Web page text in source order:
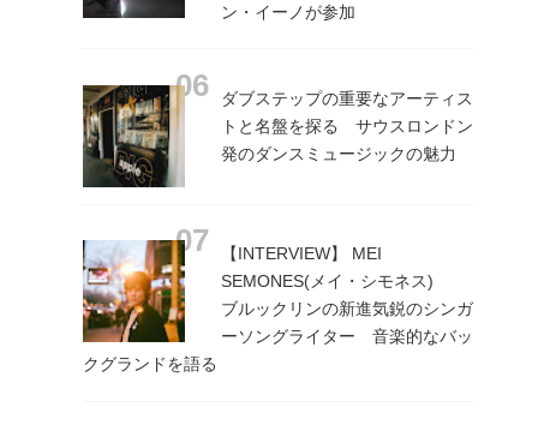
ン・イーノが参加
ダブステップの重要なアーティス
トと名盤を探る サウスロンドン
発のダンスミュージックの魅力
【INTERVIEW】 MEI
SEMONES(メイ・シモネス)
ブルックリンの新進気鋭のシンガ
ーソングライター 音楽的なバッ
クグランドを語る